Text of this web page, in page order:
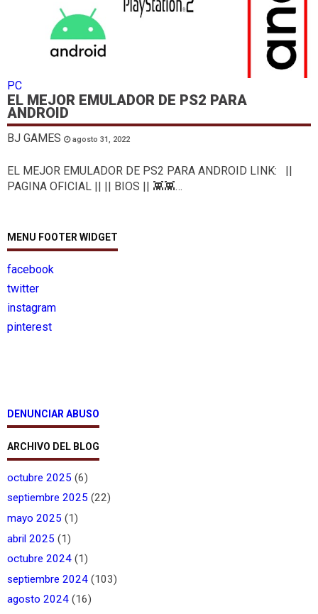
PC
EL MEJOR EMULADOR DE PS2 PARA
ANDROID
BJ GAMES agosto 31, 2022
EL MEJOR EMULADOR DE PS2 PARA ANDROID LINK: ||
PAGINA OFICIAL || || BIOS || 👾👾…
MENU FOOTER WIDGET
facebook
twitter
instagram
pinterest
DENUNCIAR ABUSO
ARCHIVO DEL BLOG
octubre 2025 (6)
septiembre 2025 (22)
mayo 2025 (1)
abril 2025 (1)
octubre 2024 (1)
septiembre 2024 (103)
agosto 2024 (16)